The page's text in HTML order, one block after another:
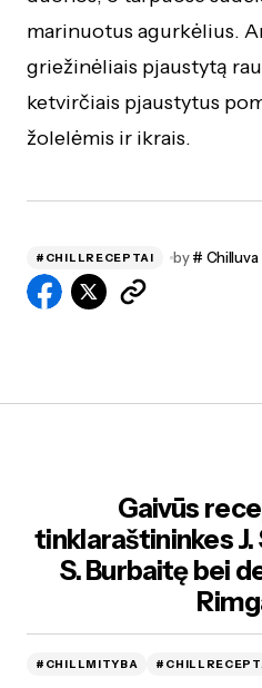
marinuotus agurkėlius.
griežinėliais pjaustytą
ketvirčiais pjaustytus
žolelėmis ir ikrais.
#CHILLRECEPTAI by # Chilluva
Gaivūs
tinklaraštininkes
S. Burbaitę bei
#CHILLMITYBA